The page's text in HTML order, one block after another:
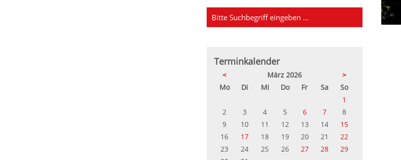
Terminkalender
< März 2026
>
MontagDi enstag
Mittwoch
Donnerstag
FreitagSamstag
Sonntag
1
2
3 4 5 6 7
8
9
10 11 12 13 14
15
16
17 18 19 20 21
22
23
24 25 26 27 28
29